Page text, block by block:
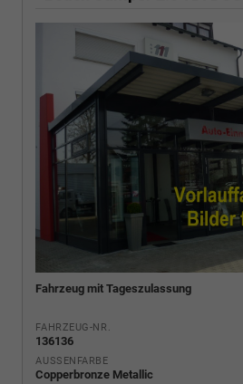
Fahrzeug mit Tageszulassung
FAHRZEUG-NR.
136136
AUSSENFARBE
Copperbronze Metallic